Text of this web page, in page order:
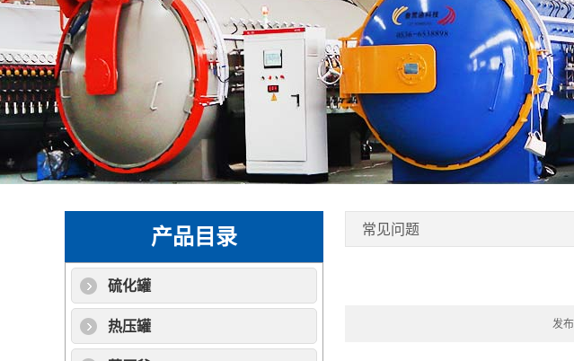
产品目录
硫化罐
热压罐
常见问题
发